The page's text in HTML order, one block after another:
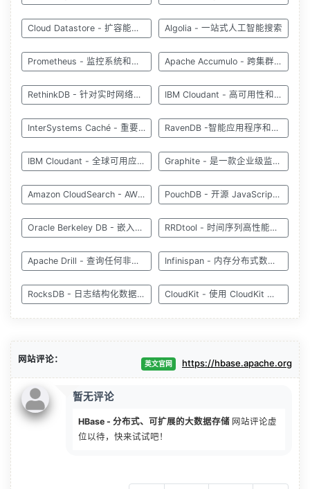
Cloud Datastore - 扩容能力极强的 NoSQL 数据库 Algolia - 一站式人工智能搜索
Prometheus - 监控系统和时间序列数据库 Apache Accumulo - 跨集群存储和管理大型数据集
RethinkDB - 针对实时网络的开源数据库 IBM Cloudant - 高可用性和自动故障转移
InterSystems Caché - 重要应用程序的数据库 RavenDB -智能应用程序和智能查询
IBM Cloudant - 全球可用应用程序的数据层 Graphite - 是一款企业级监控工具
Amazon CloudSearch - AWS 云中托管的服务 PouchDB - 开源 JavaScript 数据库
Oracle Berkeley DB - 嵌入式键值数据库 RRDtool - 时间序列高性能数据记录
Apache Drill - 查询任何非关系数据存储 Infinispan - 内存分布式数据库
RocksDB - 日志结构化数据库引擎 CloudKit - 使用 CloudKit 构建应用程序
网站评论： 英文官网 https://hbase.apache.org
暂无评论
HBase - 分布式、可扩展的大数据存储 网站评论虚
位以待，快来试试吧！